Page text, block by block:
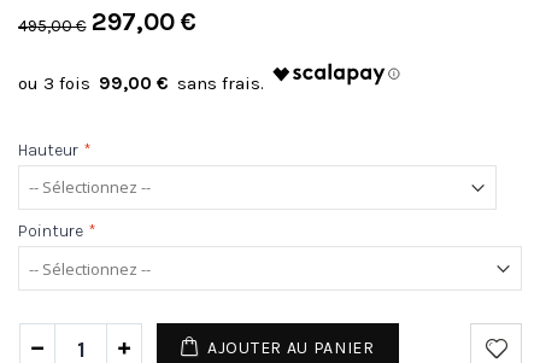
495,00 € 297,00 €
99,00 €
Hauteur *
Pointure *
AJOUTER AU PANIER